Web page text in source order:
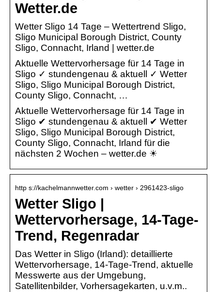
Wetter.de
Wetter Sligo 14 Tage – Wettertrend Sligo,
Sligo Municipal Borough District, County
Sligo, Connacht, Irland | wetter.de
Aktuelle Wettervorhersage für 14 Tage in
Sligo ✓ stundengenau & aktuell ✓ Wetter
Sligo, Sligo Municipal Borough District,
County Sligo, Connacht, …
Aktuelle Wettervorhersage für 14 Tage in
Sligo ✔ stundengenau & aktuell ✔ Wetter
Sligo, Sligo Municipal Borough District,
County Sligo, Connacht, Irland für die
nächsten 2 Wochen – wetter.de ☀
http s://kachelmannwetter.com › wetter › 2961423-sligo
Wetter Sligo |
Wettervorhersage, 14-Tage-
Trend, Regenradar
Das Wetter in Sligo (Irland): detaillierte
Wettervorhersage, 14-Tage-Trend, aktuelle
Messwerte aus der Umgebung,
Satellitenbilder, Vorhersagekarten, u.v.m..